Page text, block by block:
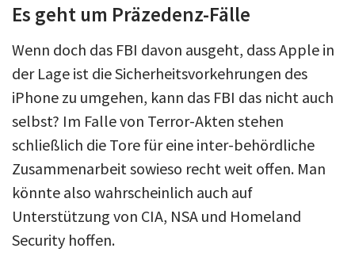
Es geht um Präzedenz-Fälle
Wenn doch das FBI davon ausgeht, dass Apple in
der Lage ist die Sicherheitsvorkehrungen des
iPhone zu umgehen, kann das FBI das nicht auch
selbst? Im Falle von Terror-Akten stehen
schließlich die Tore für eine inter-behördliche
Zusammenarbeit sowieso recht weit offen. Man
könnte also wahrscheinlich auch auf
Unterstützung von CIA, NSA und Homeland
Security hoffen.